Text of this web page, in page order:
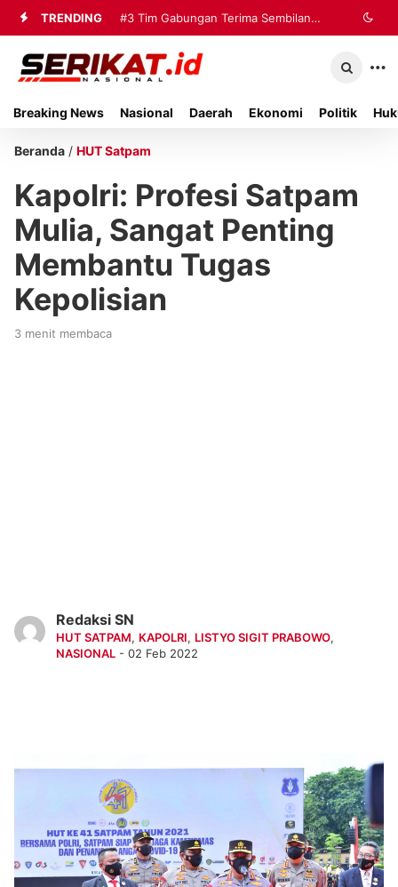
TRENDING #2 Perkimhub Sumenep
Matangkan Pelaksanaan RTLH 2026,
#3 Tim Gabungan Terima Sembilan
Korban Evakuasi KM Mutiara Sentosa
Breaking News Nasional Daerah Ekonomi Politik
Beranda / HUT Satpam
Kapolri: Profesi Satpam
Mulia, Sangat Penting
Membantu Tugas
Kepolisian
3 menit membaca
Redaksi SN
HUT SATPAM, KAPOLRI, LISTYO SIGIT PRABOWO,
NASIONAL- 02 Feb 2022